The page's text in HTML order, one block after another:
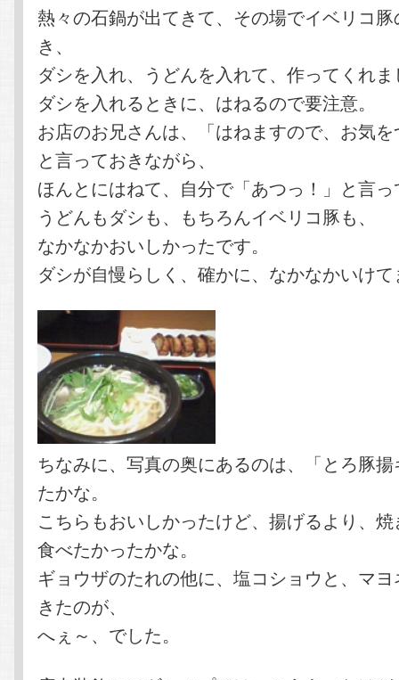
熱々の石鍋が出てきて、その場でイベリコ
き、
ダシを入れ、うどんを入れて、作ってくれ
ダシを入れるときに、はねるので要注意。
お店のお兄さんは、「はねますので、お気
と言っておきながら、
ほんとにはねて、自分で「あつっ！」と言
うどんもダシも、もちろんイベリコ豚も、
なかなかおいしかったです。
ダシが自慢らしく、確かに、なかなかいけ
ちなみに、写真の奥にあるのは、「とろ豚
たかな。
こちらもおいしかったけど、揚げるより、
食べたかったかな。
ギョウザのたれの他に、塩コショウと、マ
きたのが、
へぇ～、でした。